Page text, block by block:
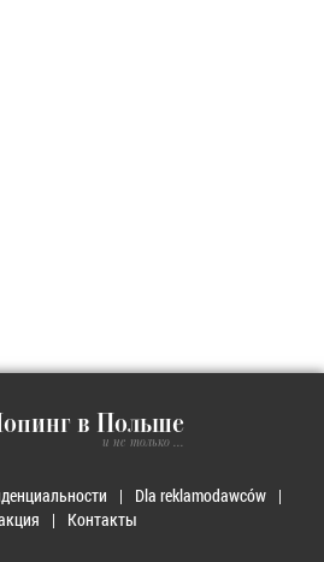
в Польше
и не только ...
Dla reklamodawców
Контакты